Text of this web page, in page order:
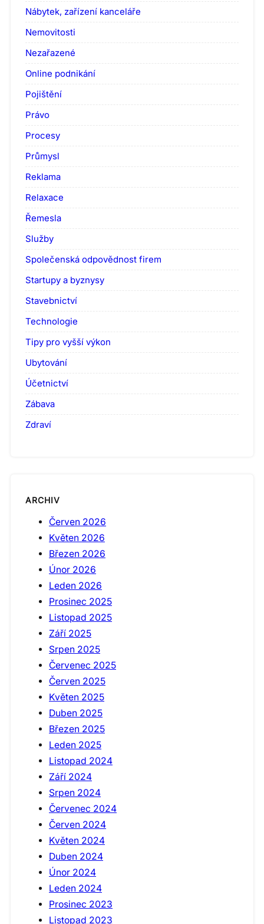
Nábytek, zařízení kanceláře
Nemovitosti
Nezařazené
Online podnikání
Pojištění
Právo
Procesy
Průmysl
Reklama
Relaxace
Řemesla
Služby
Společenská odpovědnost firem
Startupy a byznysy
Stavebnictví
Technologie
Tipy pro vyšší výkon
Ubytování
Účetnictví
Zábava
Zdraví
ARCHIV
Červen 2026
Květen 2026
Březen 2026
Únor 2026
Leden 2026
Prosinec 2025
Listopad 2025
Září 2025
Srpen 2025
Červenec 2025
Červen 2025
Květen 2025
Duben 2025
Březen 2025
Leden 2025
Listopad 2024
Září 2024
Srpen 2024
Červenec 2024
Červen 2024
Květen 2024
Duben 2024
Únor 2024
Leden 2024
Prosinec 2023
Listopad 2023